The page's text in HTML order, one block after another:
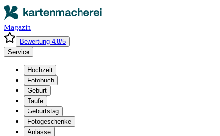
Magazin
Bewertung 4.8/5
Service
Hochzeit
Fotobuch
Geburt
Taufe
Geburtstag
Fotogeschenke
Anlässe